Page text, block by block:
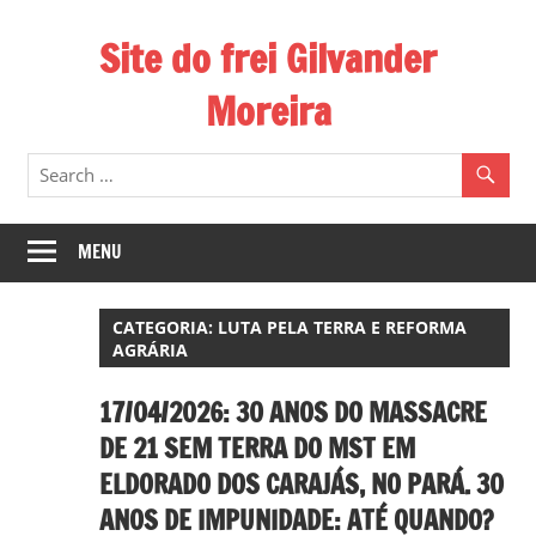
Site do frei Gilvander
Moreira
Esse
site
frei
Gilvander
divulga
atuação
pastoral
militância
MENU
CATEGORIA: LUTA PELA TERRA E REFORMA
AGRÁRIA
17/04/2026: 30 ANOS DO MASSACRE
DE 21 SEM TERRA DO MST EM
ELDORADO DOS CARAJÁS, NO PARÁ. 30
ANOS DE IMPUNIDADE: ATÉ QUANDO?